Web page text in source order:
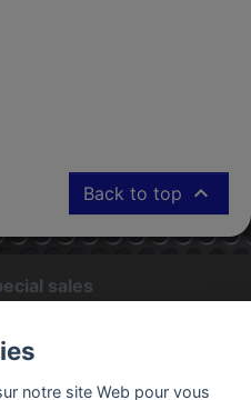
Back to top 
sales
notre site Web pour vous